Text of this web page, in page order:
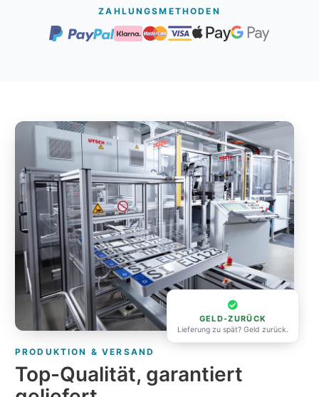
ZAHLUNGSMETHODEN
GELD-ZURÜCK
Lieferung zu spät? Geld zurück.
PRODUKTION & VERSAND
Top-Qualität, garantiert